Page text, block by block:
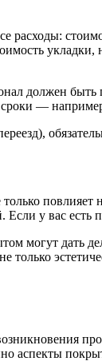
расходы:
должен
—
у вас есть
могут дать
аспекты